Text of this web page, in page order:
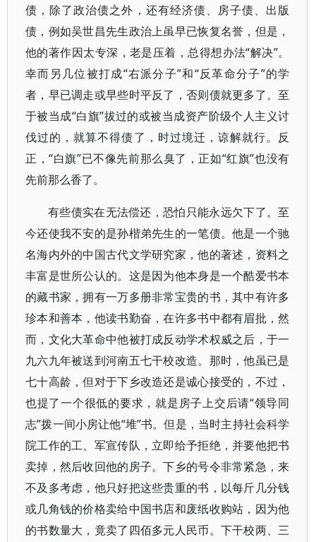
债，除了政治债之外，还有经济债、房子债、出版
债，例如吴世昌先生政治上虽早已恢复名誉，但是，
他的著作因太专深，老是压着，总得想办法“解决”。
幸而另几位被打成“右派分子”和“反革命分子”的学
者，早已调走或早些时平反了，否则债就更多了。至
于被当成“白旗”拔过的或被当成资产阶级个人主义讨
伐过的，就算不得债了，时过境迁，谅解就行。反
正，“白旗”已不像先前那么臭了，正如“红旗”也没有
先前那么香了。
有些债实在无法偿还，恐怕只能永远欠下了。至
今还使我不安的是孙楷弟先生的一笔债。他是一个驰
名海内外的中国古代文学研究家，他的著述，资料之
丰富是世所公认的。这是因为他本身是一个酷爱书本
的藏书家，拥有一万多册非常宝贵的书，其中有许多
珍本和善本，他读书勤奋，在许多书中都有眉批，然
而，文化大革命中他被打成反动学术权威之后，于一
九六九年被送到河南五七干校改造。那时，他虽已是
七十高龄，但对于下乡改造还是诚心接受的，不过，
也提了一个很低的要求，就是房子上交后请“领导同
志”拨一间小房让他“堆”书。但是，当时主持社会科学
院工作的工、军宣传队，立即给予拒绝，并要他把书
卖掉，然后收回他的房子。下乡的号令非常紧急，来
不及多考虑，他只好把这些贵重的书，以每斤几分钱
或几角钱的价格卖给中国书店和废纸收购站，因为他
的书数量大，竟卖了四佰多元人民币。下干校两、三